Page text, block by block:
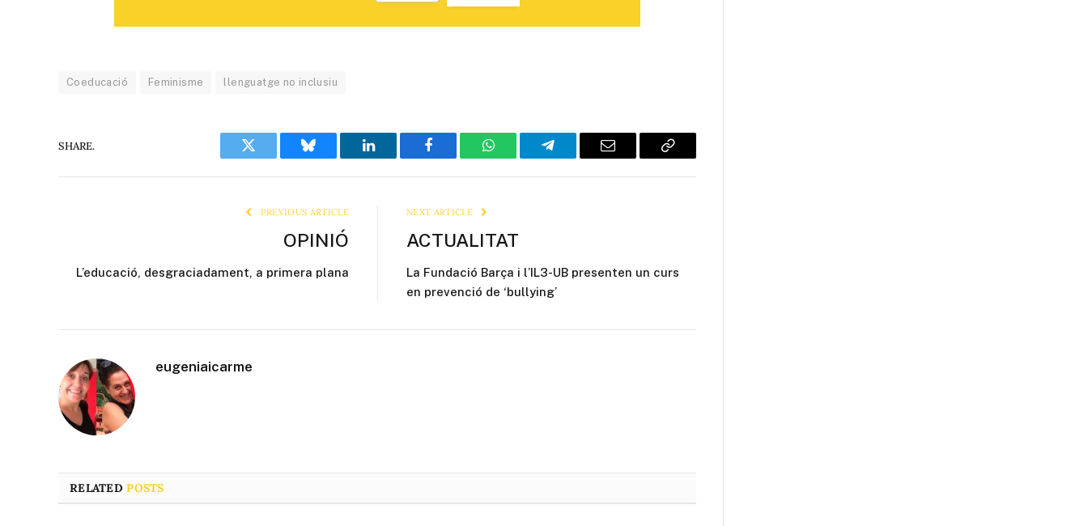
Coeducació Feminisme llenguatge no inclusiu
SHARE.
Twitter Bluesky LinkedIn Facebook WhatsAppTelegram Email
Copy
PREVIOUS ARTICLE
OPINIÓ
L’educació, desgraciadament, a primera plana
NEXT ARTICLE
ACTUALITAT
La Fundació Barça i l’IL3-UB presenten un curs
en prevenció de ‘bullying’
eugeniaicarme
RELATEDPOSTS